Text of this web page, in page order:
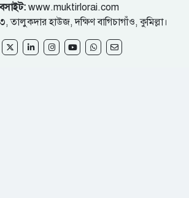
www.muktirlorai.com
তালুকদার হাউজ, দক্ষিণ বাগিচাগাঁও, কুমিল্লা।